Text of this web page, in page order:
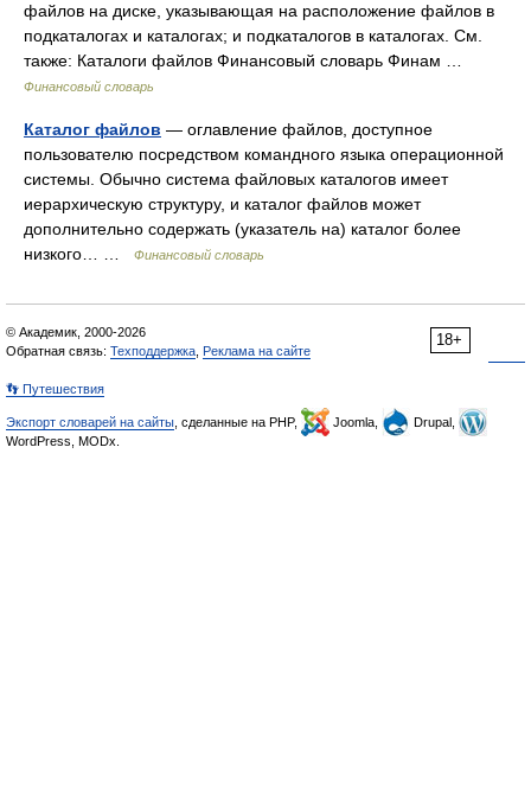
файлов на диске, указывающая на расположение файлов в
подкаталогах и каталогах; и подкаталогов в каталогах. См.
также: Каталоги файлов Финансовый словарь Финам …
Финансовый словарь
Каталог файлов — оглавление файлов, доступное
пользователю посредством командного языка операционной
системы. Обычно система файловых каталогов имеет
иерархическую структуру, и каталог файлов может
дополнительно содержать (указатель на) каталог более
низкого… …
Финансовый словарь
18+
© Академик, 2000-2026
Обратная связь: Техподдержка Реклама на сайте
👣 Путешествия
Экспорт словарей на сайты , сделанные на PHP, Joomla,
Drupal,
WordPress, MODx.